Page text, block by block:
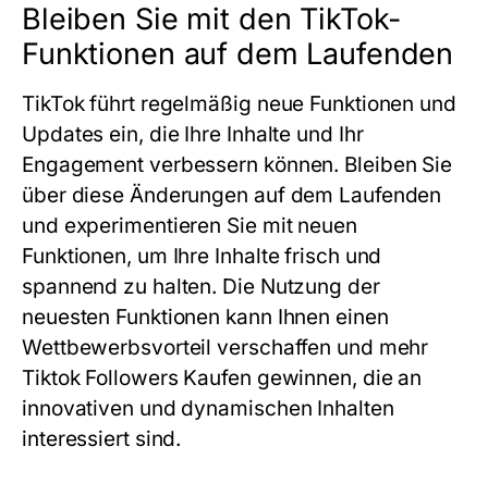
Bleiben Sie mit den TikTok-
Funktionen auf dem Laufenden
TikTok führt regelmäßig neue Funktionen und
Updates ein, die Ihre Inhalte und Ihr
Engagement verbessern können. Bleiben Sie
über diese Änderungen auf dem Laufenden
und experimentieren Sie mit neuen
Funktionen, um Ihre Inhalte frisch und
spannend zu halten. Die Nutzung der
neuesten Funktionen kann Ihnen einen
Wettbewerbsvorteil verschaffen und mehr
Tiktok Followers Kaufen gewinnen, die an
innovativen und dynamischen Inhalten
interessiert sind.